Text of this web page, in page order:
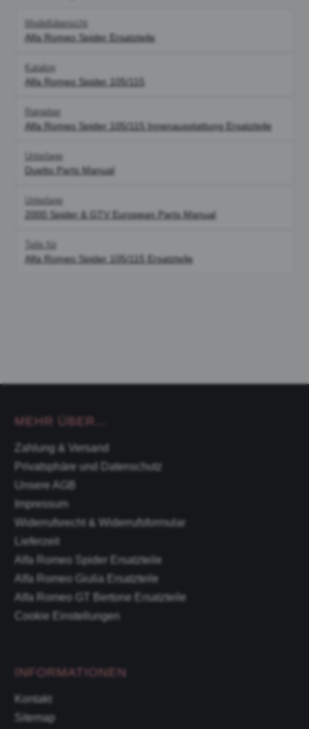
Modellübersicht
Alfa Romeo Spider Ersatzteile
Katalog
Alfa Romeo Spider 105/115
Ratgeber
Alfa Romeo Spider 105/115 Innenausstattung Ersatzteile
Unterlage
Duetto Parts Manual
Unterlage
2000 Spider & GTV European Parts Manual
Teile für
Alfa Romeo Spider 105/115 Ersatzteile
MEHR ÜBER...
Zahlung & Versand
Privatsphäre und Datenschutz
Unsere AGB
Impressum
Widerrufsrecht & Widerrufsformular
Lieferzeit
Alfa Romeo Spider Ersatzteile
Alfa Romeo Giulia Ersatzteile
Alfa Romeo GT Bertone Ersatzteile
Cookie Einstellungen
INFORMATIONEN
Kontakt
Sitemap